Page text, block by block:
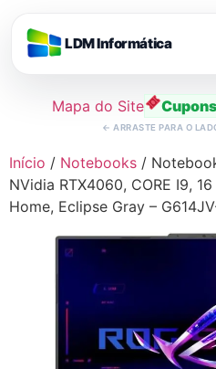
LDM Informática
Mapa do Site
← ARRASTE PARA O
para
Início / Notebooks /
NVidia RTX4060, CORE I9,
Home, Eclipse Gray –